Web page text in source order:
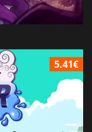
5.41€